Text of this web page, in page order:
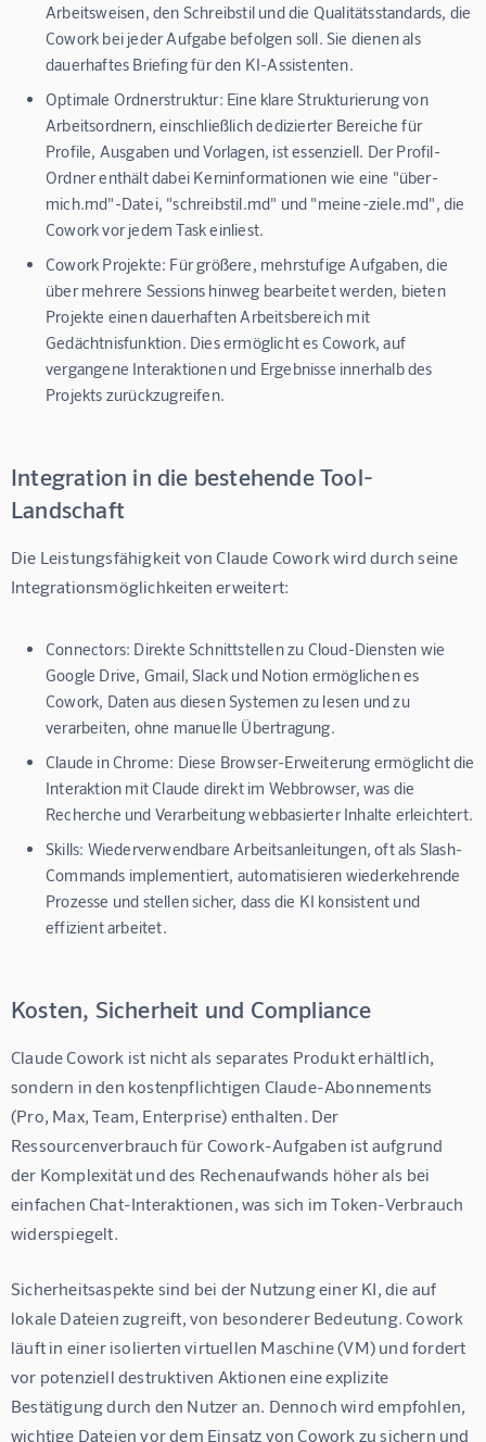
Arbeitsweisen, den Schreibstil und die Qualitätsstandards, die
Cowork bei jeder Aufgabe befolgen soll. Sie dienen als
dauerhaftes Briefing für den KI-Assistenten.
Optimale Ordnerstruktur: Eine klare Strukturierung von
Arbeitsordnern, einschließlich dedizierter Bereiche für
Profile, Ausgaben und Vorlagen, ist essenziell. Der Profil-
Ordner enthält dabei Kerninformationen wie eine "über-
mich.md"-Datei, "schreibstil.md" und "meine-ziele.md", die
Cowork vor jedem Task einliest.
Cowork Projekte: Für größere, mehrstufige Aufgaben, die
über mehrere Sessions hinweg bearbeitet werden, bieten
Projekte einen dauerhaften Arbeitsbereich mit
Gedächtnisfunktion. Dies ermöglicht es Cowork, auf
vergangene Interaktionen und Ergebnisse innerhalb des
Projekts zurückzugreifen.
Integration in die bestehende Tool-
Landschaft
Die Leistungsfähigkeit von Claude Cowork wird durch seine
Integrationsmöglichkeiten erweitert:
Connectors: Direkte Schnittstellen zu Cloud-Diensten wie
Google Drive, Gmail, Slack und Notion ermöglichen es
Cowork, Daten aus diesen Systemen zu lesen und zu
verarbeiten, ohne manuelle Übertragung.
Claude in Chrome: Diese Browser-Erweiterung ermöglicht die
Interaktion mit Claude direkt im Webbrowser, was die
Recherche und Verarbeitung webbasierter Inhalte erleichtert.
Skills: Wiederverwendbare Arbeitsanleitungen, oft als Slash-
Commands implementiert, automatisieren wiederkehrende
Prozesse und stellen sicher, dass die KI konsistent und
effizient arbeitet.
Kosten, Sicherheit und Compliance
Claude Cowork ist nicht als separates Produkt erhältlich,
sondern in den kostenpflichtigen Claude-Abonnements
(Pro, Max, Team, Enterprise) enthalten. Der
Ressourcenverbrauch für Cowork-Aufgaben ist aufgrund
der Komplexität und des Rechenaufwands höher als bei
einfachen Chat-Interaktionen, was sich im Token-Verbrauch
widerspiegelt.
Sicherheitsaspekte sind bei der Nutzung einer KI, die auf
lokale Dateien zugreift, von besonderer Bedeutung. Cowork
läuft in einer isolierten virtuellen Maschine (VM) und fordert
vor potenziell destruktiven Aktionen eine explizite
Bestätigung durch den Nutzer an. Dennoch wird empfohlen,
wichtige Dateien vor dem Einsatz von Cowork zu sichern und